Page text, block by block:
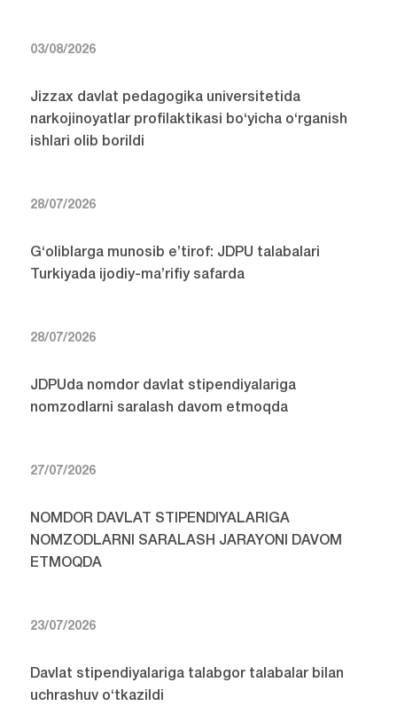
03/08/2026
Jizzax davlat pedagogika universitetida
narkojinoyatlar profilaktikasi bo‘yicha o‘rganish
ishlari olib borildi
28/07/2026
G‘oliblarga munosib e’tirof: JDPU talabalari
Turkiyada ijodiy-ma’rifiy safarda
28/07/2026
JDPUda nomdor davlat stipendiyalariga
nomzodlarni saralash davom etmoqda
27/07/2026
NOMDOR DAVLAT STIPENDIYALARIGA
NOMZODLARNI SARALASH JARAYONI DAVOM
ETMOQDA
23/07/2026
Davlat stipendiyalariga talabgor talabalar bilan
uchrashuv o‘tkazildi